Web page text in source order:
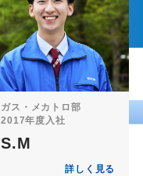
ガス・メカトロ部
2017年度入社
S.M
詳しく見る